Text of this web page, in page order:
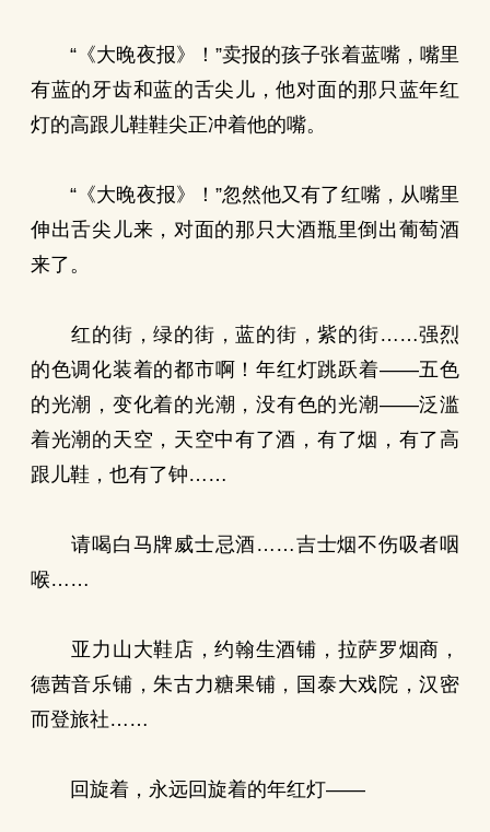
“《大晚夜报》！”卖报的孩子张着蓝嘴，嘴里
有蓝的牙齿和蓝的舌尖儿，他对面的那只蓝年红
灯的高跟儿鞋鞋尖正冲着他的嘴。
“《大晚夜报》！”忽然他又有了红嘴，从嘴里
伸出舌尖儿来，对面的那只大酒瓶里倒出葡萄酒
来了。
红的街，绿的街，蓝的街，紫的街……强烈
的色调化装着的都市啊！年红灯跳跃着——五色
的光潮，变化着的光潮，没有色的光潮——泛滥
着光潮的天空，天空中有了酒，有了烟，有了高
跟儿鞋，也有了钟……
请喝白马牌威士忌酒……吉士烟不伤吸者咽
喉……
亚力山大鞋店，约翰生酒铺，拉萨罗烟商，
德茜音乐铺，朱古力糖果铺，国泰大戏院，汉密
而登旅社……
回旋着，永远回旋着的年红灯——